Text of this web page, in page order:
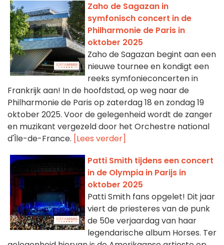
Zaho de Sagazan in
symfonisch concert in de
Philharmonie de Paris in
oktober 2025
Zaho de Sagazan begint aan een
nieuwe tournee en kondigt een
reeks symfonieconcerten in
Frankrijk aan! In de hoofdstad, op weg naar de
Philharmonie de Paris op zaterdag 18 en zondag 19
oktober 2025. Voor de gelegenheid wordt de zanger
en muzikant vergezeld door het Orchestre national
d'Île-de-France. [Lees verder]
Patti Smith tijdens een concert
in de Olympia in Parijs in
oktober 2025
Patti Smith fans opgelet! Dit jaar
viert de priesteres van de punk
de 50e verjaardag van haar
legendarische album Horses. Ter